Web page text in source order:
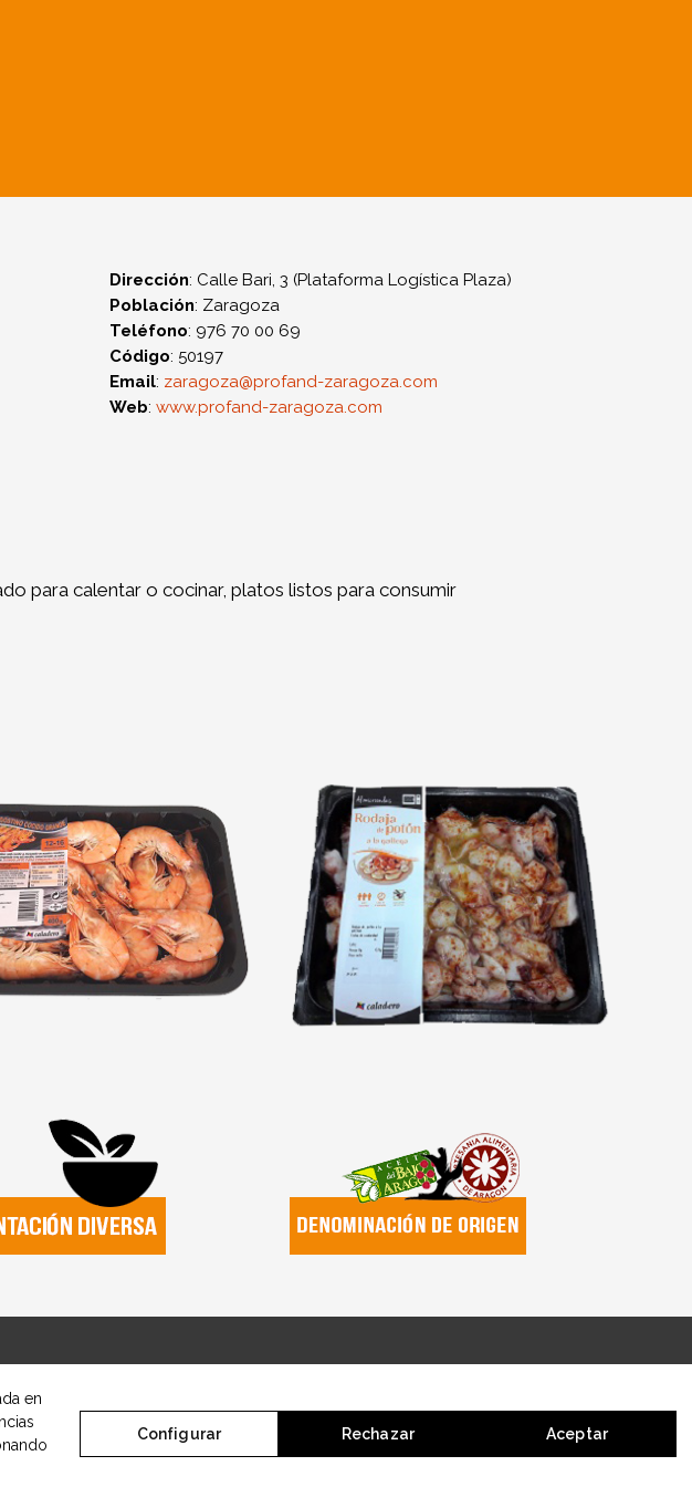
Dirección: Calle Bari, 3 (Plataforma Logística Plaza)
Población: Zaragoza
Teléfono: 976 70 00 69
Código: 50197
Email: zaragoza@profand-zaragoza.com
Web: www.profand-zaragoza.com
para calentar o cocinar, platos listos para consumir
Made in Aragón y AIAA
en
Configurar Rechazar Aceptar